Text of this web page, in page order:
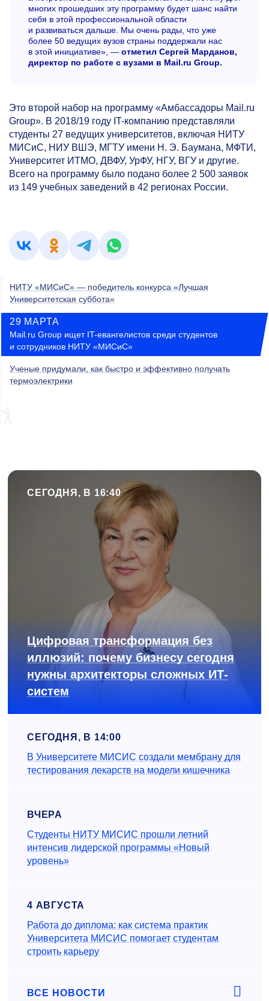
многих прошедших эту программу будет шанс найти
себя в этой профессиональной области
и развиваться дальше. Мы очень рады, что уже
более 50 ведущих вузов страны поддержали нас
в этой инициативе», — отметил Сергей Марданов,
директор по работе с вузами в Mail.ru Group.
Это второй набор на программу «Амбассадоры Mail.ru
Group». В 2018/19 году IT-компанию представляли
студенты 27 ведущих университетов, включая НИТУ
МИСиС, НИУ ВШЭ, МГТУ имени Н. Э. Баумана, МФТИ,
Университет ИТМО, ДВФУ, УрФУ, НГУ, ВГУ и другие.
Всего на программу было подано более 2 500 заявок
из 149 учебных заведений в 42 регионах России.
НИТУ «МИСиС» — победитель конкурса «Лучшая
Университетская суббота»
29 МАРТА
Mail.ru Group ищет IT-евангелистов среди студентов
и сотрудников НИТУ «МИСиС»
Ученые придумали, как быстро и эффективно получать
термоэлектрики
СЕГОДНЯ, В 16:40
Цифровая трансформация без
иллюзий: почему бизнесу сегодня
нужны архитекторы сложных ИТ-
систем
СЕГОДНЯ, В 14:00
В Университете МИСИС создали мембрану для
тестирования лекарств на модели кишечника
ВЧЕРА
Студенты НИТУ МИСИС прошли летний
интенсив лидерской программы «Новый
уровень»
4 АВГУСТА
Работа до диплома: как система практик
Университета МИСИС помогает студентам
строить карьеру
ВСЕ НОВОСТИ